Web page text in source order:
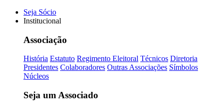
Seja Sócio
Institucional
Associação
História Estatuto Regimento Eleitoral Técnicos Diretoria
Presidentes Colaboradores Outras Associações Símbolos
Núcleos
Seja um Associado